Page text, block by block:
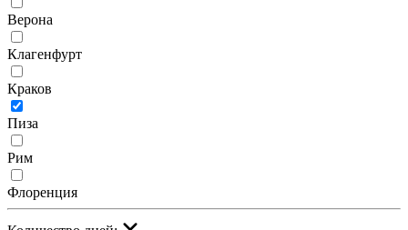
Верона
Клагенфурт
Краков
Пиза
Рим
Флоренция